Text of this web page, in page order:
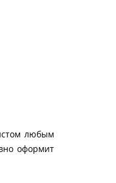
любым
оформит